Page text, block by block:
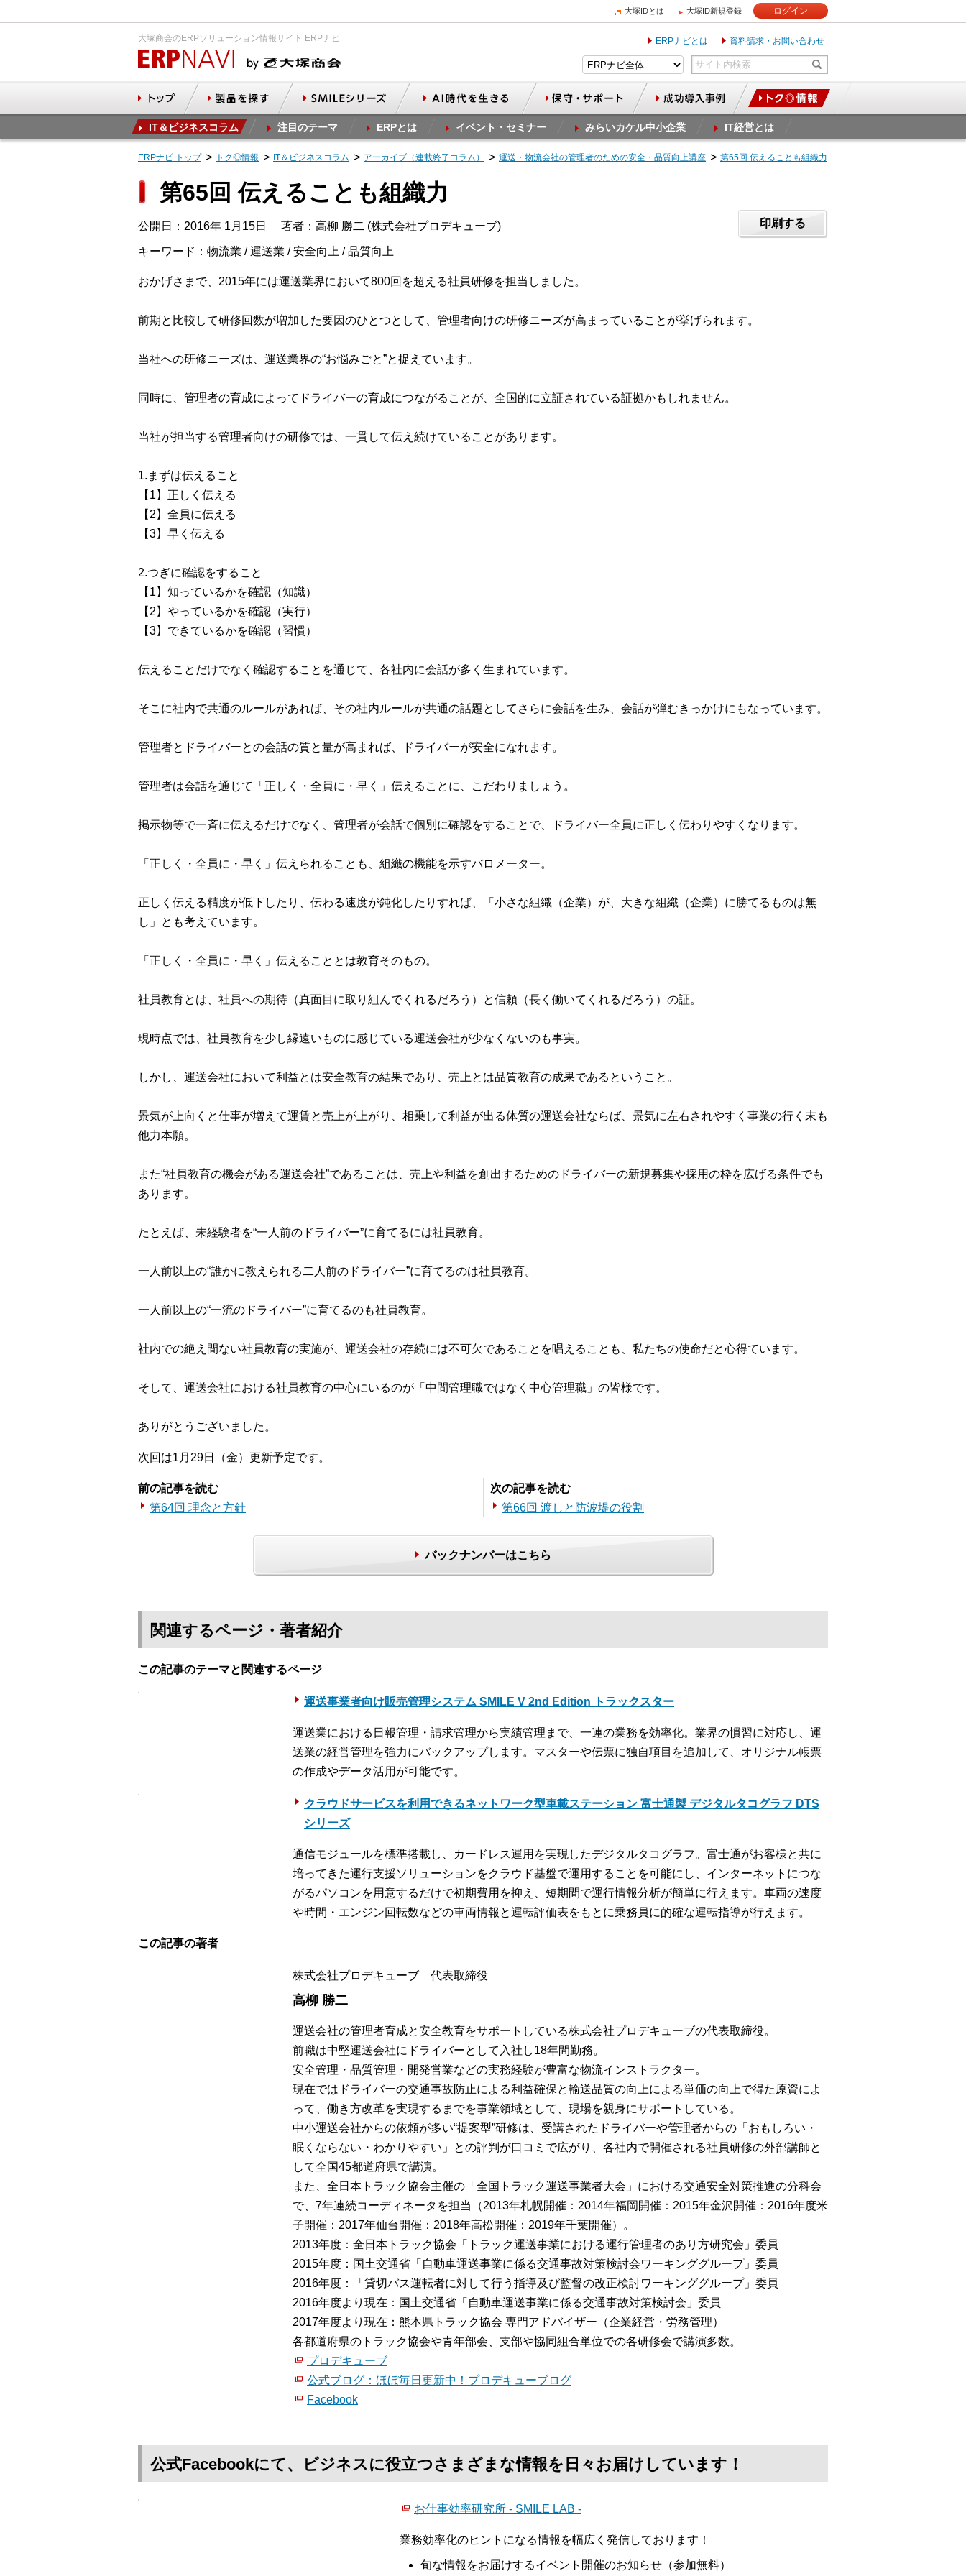
大塚IDとは 大塚ID新規登録 ログイン
大塚商会のERPソリューション情報サイト ERPナビ ERPナビとは 資料請求・お問い合わせ
IT＆ビジネスコラム 注目のテーマ ERPとは イベント・セミナー みらいカケル中小企業 IT経営とは
ERPナビ トップ トク◎情報 IT＆ビジネスコラム アーカイブ（連載終了コラム） 運送・物流会社の管理者のための安全・品質向上講座 第65回 伝えることも組織力
第65回 伝えることも組織力
公開日：2016年 1月15日 著者：高柳 勝二 (株式会社プロデキューブ)
キーワード：物流業 / 運送業 / 安全向上 / 品質向上
印刷する
おかげさまで、2015年には運送業界において800回を超える社員研修を担当しました。
前期と比較して研修回数が増加した要因のひとつとして、管理者向けの研修ニーズが高まっていることが挙げられます。
当社への研修ニーズは、運送業界の“お悩みごと”と捉えています。
同時に、管理者の育成によってドライバーの育成につながることが、全国的に立証されている証拠かもしれません。
当社が担当する管理者向けの研修では、一貫して伝え続けていることがあります。
1.まずは伝えること
【1】正しく伝える
【2】全員に伝える
【3】早く伝える
2.つぎに確認をすること
【1】知っているかを確認（知識）
【2】やっているかを確認（実行）
【3】できているかを確認（習慣）
伝えることだけでなく確認することを通じて、各社内に会話が多く生まれています。
そこに社内で共通のルールがあれば、その社内ルールが共通の話題としてさらに会話を生み、会話が弾むきっかけにもなっています。
管理者とドライバーとの会話の質と量が高まれば、ドライバーが安全になれます。
管理者は会話を通じて「正しく・全員に・早く」伝えることに、こだわりましょう。
掲示物等で一斉に伝えるだけでなく、管理者が会話で個別に確認をすることで、ドライバー全員に正しく伝わりやすくなります。
「正しく・全員に・早く」伝えられることも、組織の機能を示すバロメーター。
正しく伝える精度が低下したり、伝わる速度が鈍化したりすれば、「小さな組織（企業）が、大きな組織（企業）に勝てるものは無
し」とも考えています。
「正しく・全員に・早く」伝えることとは教育そのもの。
社員教育とは、社員への期待（真面目に取り組んでくれるだろう）と信頼（長く働いてくれるだろう）の証。
現時点では、社員教育を少し縁遠いものに感じている運送会社が少なくないのも事実。
しかし、運送会社において利益とは安全教育の結果であり、売上とは品質教育の成果であるということ。
景気が上向くと仕事が増えて運賃と売上が上がり、相乗して利益が出る体質の運送会社ならば、景気に左右されやすく事業の行く末も
他力本願。
また“社員教育の機会がある運送会社”であることは、売上や利益を創出するためのドライバーの新規募集や採用の枠を広げる条件でも
あります。
たとえば、未経験者を“一人前のドライバー”に育てるには社員教育。
一人前以上の“誰かに教えられる二人前のドライバー”に育てるのは社員教育。
一人前以上の“一流のドライバー”に育てるのも社員教育。
社内での絶え間ない社員教育の実施が、運送会社の存続には不可欠であることを唱えることも、私たちの使命だと心得ています。
そして、運送会社における社員教育の中心にいるのが「中間管理職ではなく中心管理職」の皆様です。
ありがとうございました。
次回は1月29日（金）更新予定です。
前の記事を読む
第64回 理念と方針
次の記事を読む
第66回 渡しと防波堤の役割
バックナンバーはこちら
関連するページ・著者紹介
この記事のテーマと関連するページ
運送事業者向け販売管理システム SMILE V 2nd Edition トラックスター
運送業における日報管理・請求管理から実績管理まで、一連の業務を効率化。業界の慣習に対応し、運
送業の経営管理を強力にバックアップします。マスターや伝票に独自項目を追加して、オリジナル帳票
の作成やデータ活用が可能です。
クラウドサービスを利用できるネットワーク型車載ステーション 富士通製 デジタルタコグラフ DTS
シリーズ
通信モジュールを標準搭載し、カードレス運用を実現したデジタルタコグラフ。富士通がお客様と共に
培ってきた運行支援ソリューションをクラウド基盤で運用することを可能にし、インターネットにつな
がるパソコンを用意するだけで初期費用を抑え、短期間で運行情報分析が簡単に行えます。車両の速度
や時間・エンジン回転数などの車両情報と運転評価表をもとに乗務員に的確な運転指導が行えます。
この記事の著者
株式会社プロデキューブ 代表取締役
高柳 勝二
運送会社の管理者育成と安全教育をサポートしている株式会社プロデキューブの代表取締役。
前職は中堅運送会社にドライバーとして入社し18年間勤務。
安全管理・品質管理・開発営業などの実務経験が豊富な物流インストラクター。
現在ではドライバーの交通事故防止による利益確保と輸送品質の向上による単価の向上で得た原資によ
って、働き方改革を実現するまでを事業領域として、現場を親身にサポートしている。
中小運送会社からの依頼が多い“提案型”研修は、受講されたドライバーや管理者からの「おもしろい・
眠くならない・わかりやすい」との評判が口コミで広がり、各社内で開催される社員研修の外部講師と
して全国45都道府県で講演。
また、全日本トラック協会主催の「全国トラック運送事業者大会」における交通安全対策推進の分科会
で、7年連続コーディネータを担当（2013年札幌開催：2014年福岡開催：2015年金沢開催：2016年度米
子開催：2017年仙台開催：2018年高松開催：2019年千葉開催）。
2013年度：全日本トラック協会「トラック運送事業における運行管理者のあり方研究会」委員
2015年度：国土交通省「自動車運送事業に係る交通事故対策検討会ワーキンググループ」委員
2016年度：「貸切バス運転者に対して行う指導及び監督の改正検討ワーキンググループ」委員
2016年度より現在：国土交通省「自動車運送事業に係る交通事故対策検討会」委員
2017年度より現在：熊本県トラック協会 専門アドバイザー（企業経営・労務管理）
各都道府県のトラック協会や青年部会、支部や協同組合単位での各研修会で講演多数。
プロデキューブ
公式ブログ：ほぼ毎日更新中！プロデキューブログ
Facebook
公式Facebookにて、ビジネスに役立つさまざまな情報を日々お届けしています！
お仕事効率研究所 - SMILE LAB -
業務効率化のヒントになる情報を幅広く発信しております！
旬な情報をお届けするイベント開催のお知らせ（参加無料）